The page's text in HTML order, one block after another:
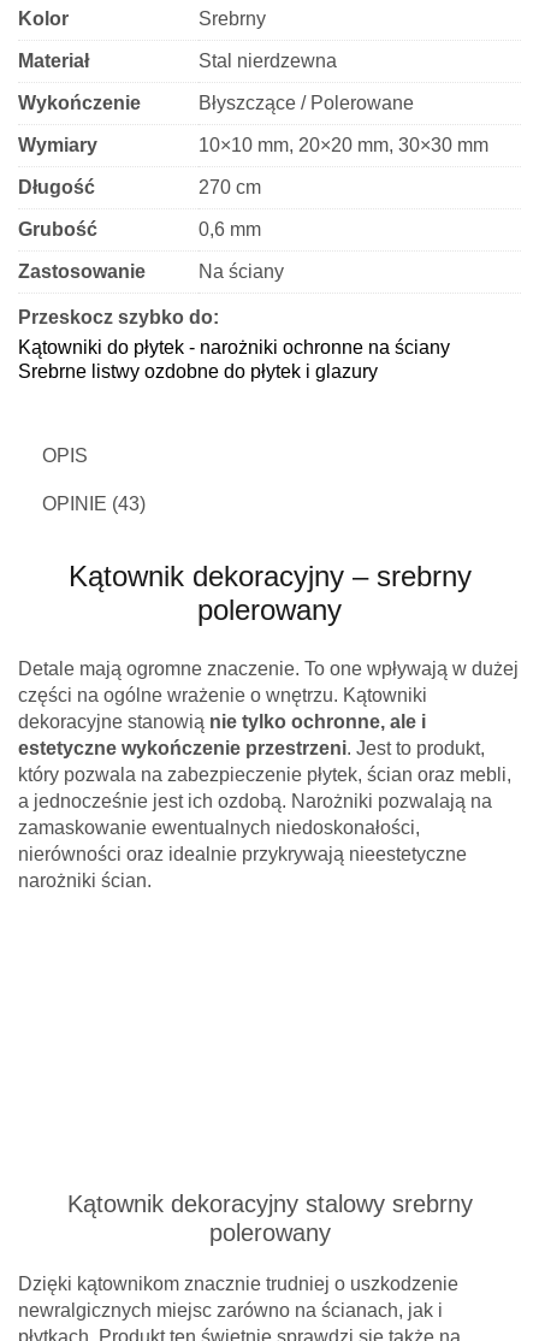
Kolor Srebrny
Materiał Stal nierdzewna
Wykończenie Błyszczące / Polerowane
Wymiary 10×10 mm, 20×20 mm, 30×30 mm
Długość 270 cm
Grubość 0,6 mm
Zastosowanie Na ściany
Przeskocz szybko do:
Kątowniki do płytek - narożniki ochronne na ściany
Srebrne listwy ozdobne do płytek i glazury
OPIS
OPINIE (43)
Kątownik dekoracyjny – srebrny
polerowany
Detale mają ogromne znaczenie. To one wpływają w dużej
części na ogólne wrażenie o wnętrzu. Kątowniki
dekoracyjne stanowią nie tylko ochronne, ale i
estetyczne wykończenie przestrzeni. Jest to produkt,
który pozwala na zabezpieczenie płytek, ścian oraz mebli,
a jednocześnie jest ich ozdobą. Narożniki pozwalają na
zamaskowanie ewentualnych niedoskonałości,
nierówności oraz idealnie przykrywają nieestetyczne
narożniki ścian.
Kątownik dekoracyjny stalowy srebrny
polerowany
Dzięki kątownikom znacznie trudniej o uszkodzenie
newralgicznych miejsc zarówno na ścianach, jak i
płytkach. Produkt ten świetnie sprawdzi się także na